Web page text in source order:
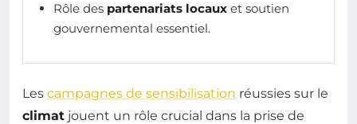
Rôle des partenariats locaux et soutien
gouvernemental essentiel.
Les campagnes de sensibilisation réussies sur le
climat jouent un rôle crucial dans la prise de